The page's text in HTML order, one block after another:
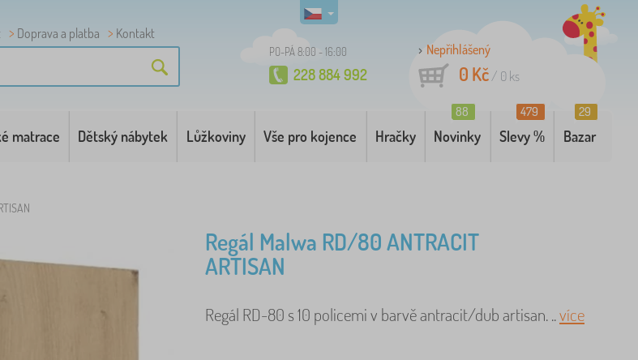
Doprava a platba Kontakt
PO-PÁ 8:00 - 16:00
228 884 992
Nepřihlášený
0 Kč/ 0 ks
matrace Dětský nábytek Lůžkoviny Vše pro kojence Hračky Novinky
88
Slevy %
479
Bazar
29
Regál Malwa RD/80 ANTRACIT
ARTISAN
Regál RD-80 s 10 policemi v barvě antracit/dub artisan. ..více